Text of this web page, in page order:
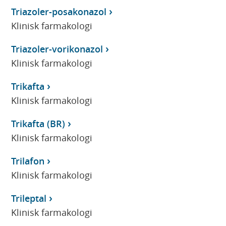
Triazoler-posakonazol
Klinisk farmakologi
Triazoler-vorikonazol
Klinisk farmakologi
Trikafta
Klinisk farmakologi
Trikafta (BR)
Klinisk farmakologi
Trilafon
Klinisk farmakologi
Trileptal
Klinisk farmakologi